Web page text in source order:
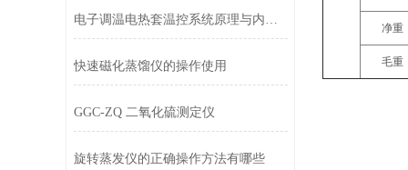
净重
毛重
电子调温电热套温控系统原理与内部结构拆解
快速磁化蒸馏仪的操作使用
GGC-ZQ 二氧化硫测定仪
旋转蒸发仪的正确操作方法有哪些